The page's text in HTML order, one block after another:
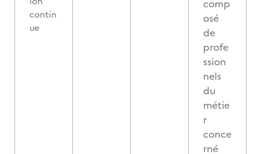
contin
ue
comp
osé
de
profe
ssion
nels
du
métie
r
conce
rné